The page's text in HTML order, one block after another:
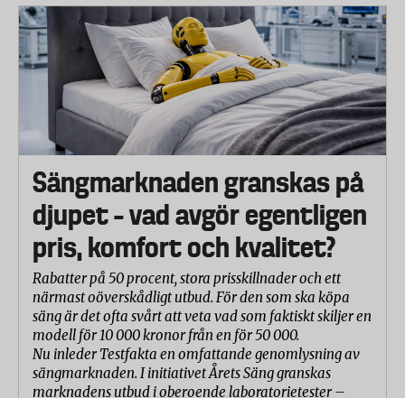
Sängmarknaden granskas på
djupet – vad avgör egentligen
pris, komfort och kvalitet?
Rabatter på 50 procent, stora prisskillnader och ett
närmast oöverskådligt utbud. För den som ska köpa
säng är det ofta svårt att veta vad som faktiskt skiljer en
modell för 10 000 kronor från en för 50 000.
Nu inleder Testfakta en omfattande genomlysning av
sängmarknaden. I initiativet Årets Säng granskas
marknadens utbud i oberoende laboratorietester –